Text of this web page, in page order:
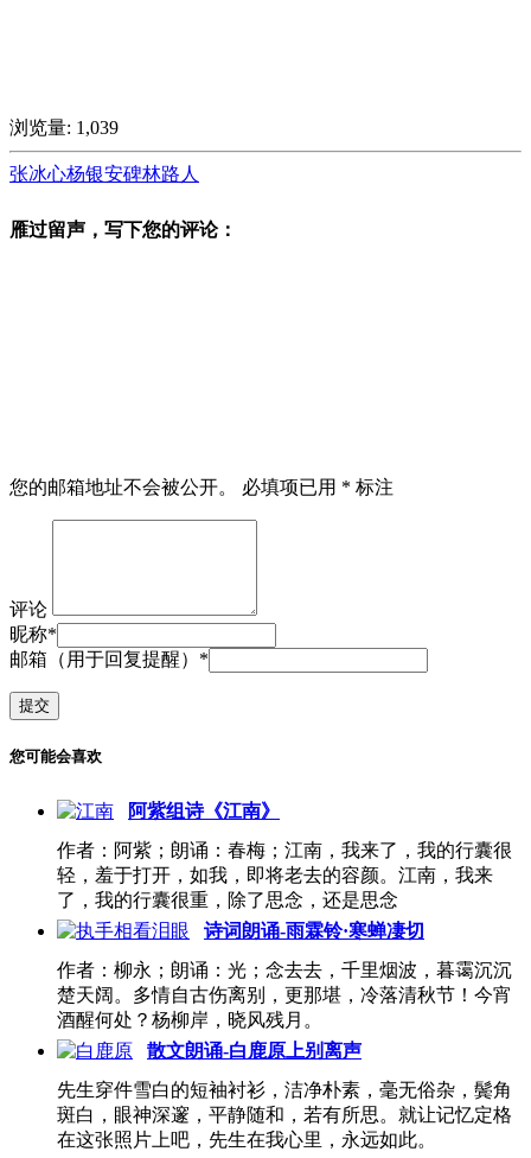
浏览量: 1,039
张冰心杨银安碑林路人
雁过留声，写下您的评论：
您的邮箱地址不会被公开。 必填项已用 * 标注
评论
昵称*
邮箱（用于回复提醒） *
您可能会喜欢
阿紫组诗《江南》
作者：阿紫；朗诵：春梅；江南，我来了，我的行囊很
轻，羞于打开，如我，即将老去的容颜。江南，我来
了，我的行囊很重，除了思念，还是思念
诗词朗诵-雨霖铃·寒蝉凄切
作者：柳永；朗诵：光；念去去，千里烟波，暮霭沉沉
楚天阔。多情自古伤离别，更那堪，冷落清秋节！今宵
酒醒何处？杨柳岸，晓风残月。
散文朗诵-白鹿原上别离声
先生穿件雪白的短袖衬衫，洁净朴素，毫无俗杂，鬓角
斑白，眼神深邃，平静随和，若有所思。就让记忆定格
在这张照片上吧，先生在我心里，永远如此。